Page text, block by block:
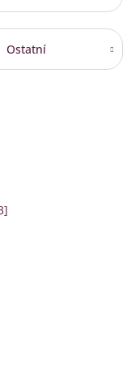
Ostatní